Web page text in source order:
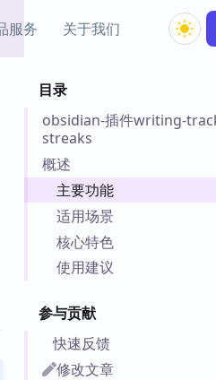
服务
图插件
Obsidian 教程
关于我们
目录
obsidian-插件writing-
streaks
概述
主要功能
适用场景
核心特色
使用建议
参与贡献
快速反馈
修改文章